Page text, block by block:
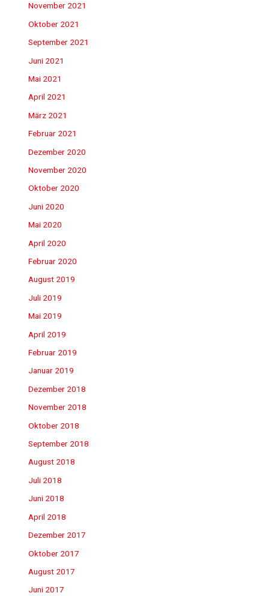
November 2021
Oktober 2021
September 2021
Juni 2021
Mai 2021
April 2021
März 2021
Februar 2021
Dezember 2020
November 2020
Oktober 2020
Juni 2020
Mai 2020
April 2020
Februar 2020
August 2019
Juli 2019
Mai 2019
April 2019
Februar 2019
Januar 2019
Dezember 2018
November 2018
Oktober 2018
September 2018
August 2018
Juli 2018
Juni 2018
April 2018
Dezember 2017
Oktober 2017
August 2017
Juni 2017